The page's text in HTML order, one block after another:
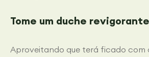
Tome um duche revigorante
Aproveitando que terá ficado com